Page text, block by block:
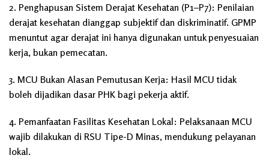
2. Penghapusan Sistem Derajat Kesehatan (P1–P7): Penilaian
derajat kesehatan dianggap subjektif dan diskriminatif. GPMP
menuntut agar derajat ini hanya digunakan untuk penyesuaian
kerja, bukan pemecatan.
3. MCU Bukan Alasan Pemutusan Kerja: Hasil MCU tidak
boleh dijadikan dasar PHK bagi pekerja aktif.
4. Pemanfaatan Fasilitas Kesehatan Lokal: Pelaksanaan MCU
wajib dilakukan di RSU Tipe-D Minas, mendukung pelayanan
lokal.